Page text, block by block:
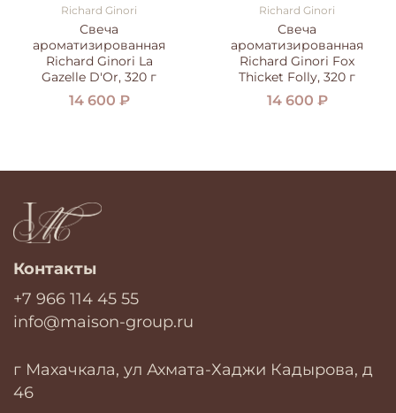
Richard Ginori
Свеча
ароматизированная
Richard Ginori La
Gazelle D'Or, 320 г
14 600 ₽
Richard Ginori
Свеча
ароматизированная
Richard Ginori Fox
Thicket Folly, 320 г
14 600 ₽
Контакты
+7 966 114 45 55
info@maison-group.ru
г Махачкала, ул Ахмата-Хаджи Кадырова, д
46